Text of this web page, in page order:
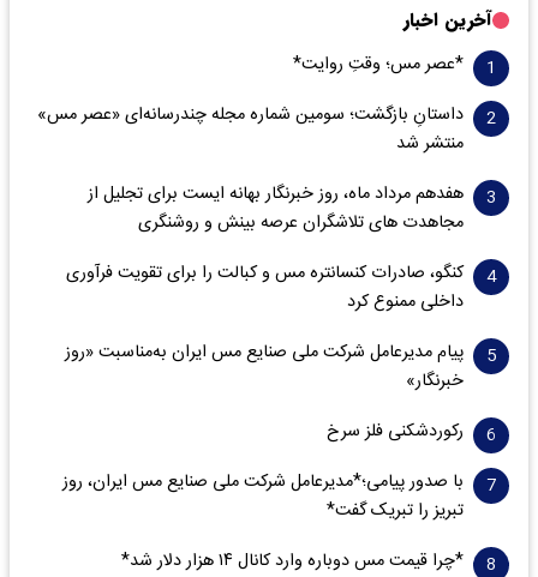
آخرین اخبار
*عصر مس؛ وقتِ روایت*
داستانِ بازگشت؛ سومین شماره مجله چندرسانه‌ای «عصر مس»
منتشر شد
هفدهم مرداد ماه، روز خبرنگار بهانه ایست برای تجلیل از
مجاهدت های تلاشگران عرصه بینش و روشنگری
کنگو، صادرات کنسانتره مس و کبالت را برای تقویت فرآوری
داخلی ممنوع کرد
پیام مدیرعامل شرکت ملی صنایع مس ایران به‌مناسبت «روز
خبرنگار»
رکوردشکنی فلز سرخ
با صدور پیامی؛*مدیرعامل شرکت ملی صنایع مس ایران، روز
تبریز را تبریک گفت*
*چرا قیمت مس دوباره وارد کانال ۱۴ هزار دلار شد*